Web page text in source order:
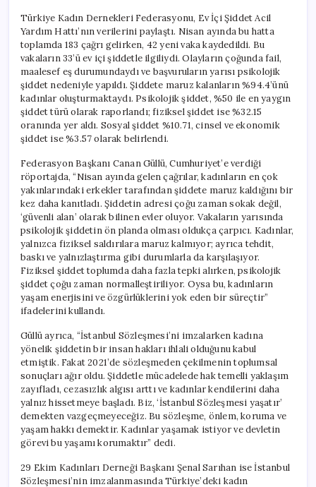
Türkiye Kadın Dernekleri Federasyonu, Ev İçi Şiddet Acil
Yardım Hattı’nın verilerini paylaştı. Nisan ayında bu hatta
toplamda 183 çağrı gelirken, 42 yeni vaka kaydedildi. Bu
vakaların 33’ü ev içi şiddetle ilgiliydi. Olayların çoğunda fail,
maalesef eş durumundaydı ve başvuruların yarısı psikolojik
şiddet nedeniyle yapıldı. Şiddete maruz kalanların %94.4’ünü
kadınlar oluşturmaktaydı. Psikolojik şiddet, %50 ile en yaygın
şiddet türü olarak raporlandı; fiziksel şiddet ise %32.15
oranında yer aldı. Sosyal şiddet %10.71, cinsel ve ekonomik
şiddet ise %3.57 olarak belirlendi.
Federasyon Başkanı Canan Güllü, Cumhuriyet’e verdiği
röportajda, “Nisan ayında gelen çağrılar, kadınların en çok
yakınlarındaki erkekler tarafından şiddete maruz kaldığını bir
kez daha kanıtladı. Şiddetin adresi çoğu zaman sokak değil,
‘güvenli alan’ olarak bilinen evler oluyor. Vakaların yarısında
psikolojik şiddetin ön planda olması oldukça çarpıcı. Kadınlar,
yalnızca fiziksel saldırılara maruz kalmıyor; ayrıca tehdit,
baskı ve yalnızlaştırma gibi durumlarla da karşılaşıyor.
Fiziksel şiddet toplumda daha fazla tepki alırken, psikolojik
şiddet çoğu zaman normalleştiriliyor. Oysa bu, kadınların
yaşam enerjisini ve özgürlüklerini yok eden bir süreçtir”
ifadelerini kullandı.
Güllü ayrıca, “İstanbul Sözleşmesi’ni imzalarken kadına
yönelik şiddetin bir insan hakları ihlali olduğunu kabul
etmiştik. Fakat 2021’de sözleşmeden çekilmenin toplumsal
sonuçları ağır oldu. Şiddetle mücadelede hak temelli yaklaşım
zayıfladı, cezasızlık algısı arttı ve kadınlar kendilerini daha
yalnız hissetmeye başladı. Biz, ‘İstanbul Sözleşmesi yaşatır’
demekten vazgeçmeyeceğiz. Bu sözleşme, önlem, koruma ve
yaşam hakkı demektir. Kadınlar yaşamak istiyor ve devletin
görevi bu yaşamı korumaktır” dedi.
29 Ekim Kadınları Derneği Başkanı Şenal Sarıhan ise İstanbul
Sözleşmesi’nin imzalanmasında Türkiye’deki kadın